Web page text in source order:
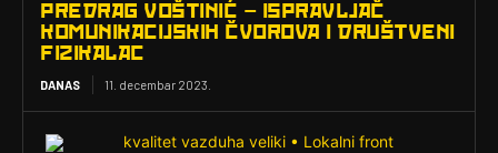
PREDRAG VOŠTINIĆ – ISPRAVLJAČ
KOMUNIKACIJSKIH ČVOROVA I DRUŠTVENI
FIZIKALAC
DANAS 11. decembar 2023.